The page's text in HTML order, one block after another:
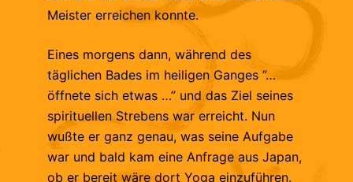
Meister erreichen konnte.
Eines morgens dann, während des
täglichen Bades im heiligen Ganges ”…
öffnete sich etwas …” und das Ziel seines
spirituellen Strebens war erreicht. Nun
wußte er ganz genau, was seine Aufgabe
war und bald kam eine Anfrage aus Japan,
ob er bereit wäre dort Yoga einzuführen.